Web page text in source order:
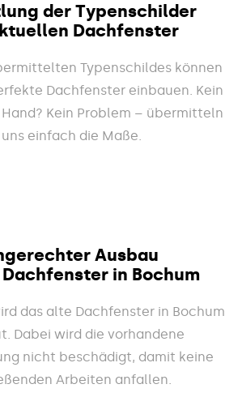
der Typenschilder
Dachfenster
Typenschildes können
Dachfenster einbauen. Kein
Kein Problem – übermitteln
uns einfach die Maße.
Ausbau
in Bochum
das alte Dachfenster in Bochum
Dabei wird die vorhandene
nicht beschädigt, damit keine
Arbeiten anfallen.